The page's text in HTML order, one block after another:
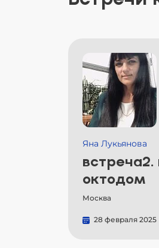
Яна Лукьянова
встреча2.
октодом
Москва
28 февраля 2025